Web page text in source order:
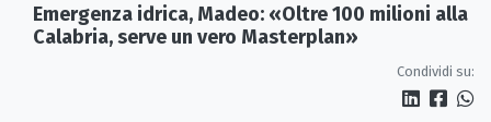
Emergenza idrica, Madeo: «Oltre 100 milioni alla
Calabria, serve un vero Masterplan»
Condividi su: